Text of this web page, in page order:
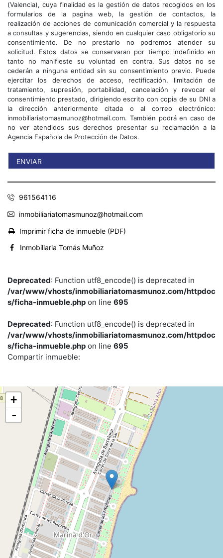
(Valencia), cuya finalidad es la gestión de datos recogidos en los
formularios de la pagina web, la gestión de contactos, la
realización de acciones de comunicación comercial y la respuesta
a consultas y sugerencias, siendo en cualquier caso obligatorio su
consentimiento. De no prestarlo no podremos atender su
solicitud. Estos datos se conservaran por tiempo indefinido en
tanto no manifieste su voluntad en contra. Sus datos no se
cederán a ninguna entidad sin su consentimiento previo. Puede
ejercitar los derechos de acceso, rectificación, limitación de
tratamiento, supresión, portabilidad, cancelación y revocar el
consentimiento prestado, dirigiendo escrito con copia de su DNI a
la dirección anteriormente citada o al correo electrónico:
inmobiliariatomasmunoz@hotmail.com. También podrá en caso de
no ver atendidos sus derechos presentar su reclamación a la
Agencia Española de Protección de Datos.
961564116
inmobiliariatomasmunoz@hotmail.com
Imprimir ficha de inmueble (PDF)
Inmobiliaria Tomás Muñoz
Deprecated: Function utf8_encode() is deprecated in
/var/www/vhosts/inmobiliariatomasmunoz.com/httpdoc
s/ficha-inmueble.php on line 695
Deprecated: Function utf8_encode() is deprecated in
/var/www/vhosts/inmobiliariatomasmunoz.com/httpdoc
s/ficha-inmueble.php on line 695
Compartir inmueble:
+
-